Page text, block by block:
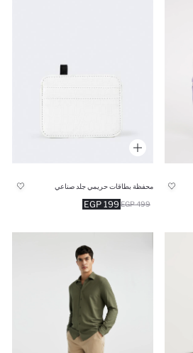
محفظة بطاقات حريمي جلد صناعي
199 EGP 499 EGP